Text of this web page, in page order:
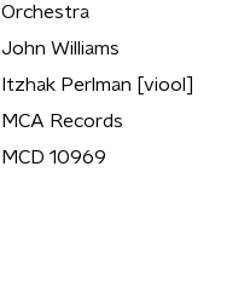
Orchestra
John Williams
Itzhak Perlman [viool]
MCA Records
MCD 10969